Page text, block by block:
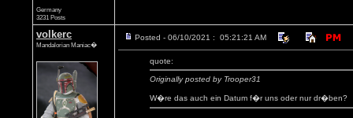
Germany
3231 Posts
volkerc
Mandalorian Maniac�
Posted - 06/10/2021 : 05:21:21 AM
quote:
Originally posted by Trooper31
W�re das auch ein Datum f�r uns oder nur dr�ben?